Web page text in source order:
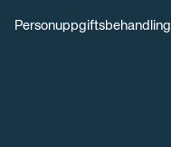
Personuppgiftsbehandling